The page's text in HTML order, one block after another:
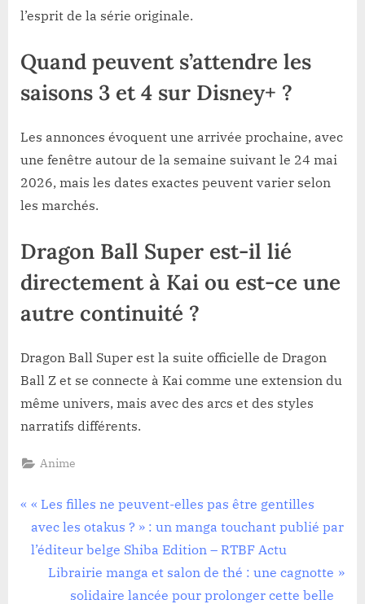
l’esprit de la série originale.
Quand peuvent s’attendre les
saisons 3 et 4 sur Disney+ ?
Les annonces évoquent une arrivée prochaine, avec
une fenêtre autour de la semaine suivant le 24 mai
2026, mais les dates exactes peuvent varier selon
les marchés.
Dragon Ball Super est-il lié
directement à Kai ou est-ce une
autre continuité ?
Dragon Ball Super est la suite officielle de Dragon
Ball Z et se connecte à Kai comme une extension du
même univers, mais avec des arcs et des styles
narratifs différents.
Anime
Navigation
de
l’article
P
r
e
« Les filles ne peuvent-elles pas être gentilles
avec les otakus ? » : un manga touchant publié par
l’éditeur belge Shiba Edition – RTBF Actu
N
Librairie manga et salon de thé : une cagnotte
solidaire lancée pour prolonger cette belle